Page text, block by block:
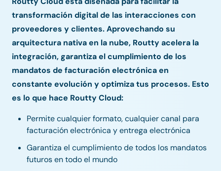
transformación digital de las interacciones con
proveedores y clientes. Aprovechando su
arquitectura nativa en la nube, Routty acelera la
integración, garantiza el cumplimiento de los
mandatos de facturación electrónica en
constante evolución y optimiza tus procesos. Esto
es lo que hace Routty Cloud:
Permite cualquier formato, cualquier canal para
facturación electrónica y entrega electrónica
Garantiza el cumplimiento de todos los mandatos
futuros en todo el mundo